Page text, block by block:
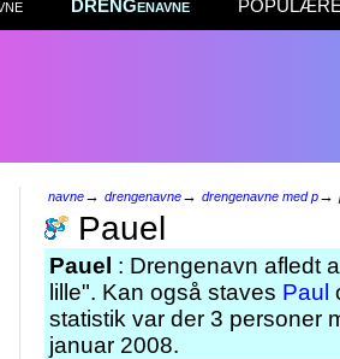
DRENGenavne POPULÆRE
navne→ drengenavne→ drengenavne med p→
Pauel
Pauel : Drengenavn afledt
lille". Kan også staves Paul
statistik var der 3 personer
januar 2008.